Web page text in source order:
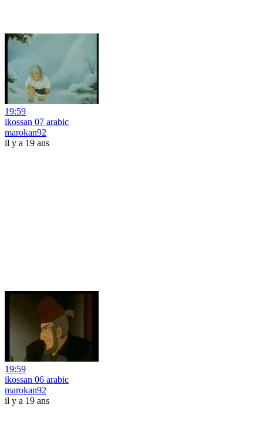
19:59
ikossan 07 arabic
marokan92
il y a 19 ans
19:59
ikossan 06 arabic
marokan92
il y a 19 ans